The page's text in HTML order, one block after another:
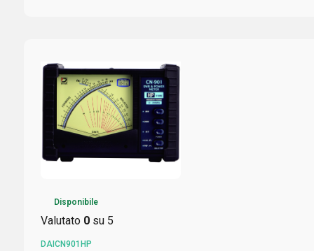
Disponibile
Valutato 0su 5
DAICN901HP